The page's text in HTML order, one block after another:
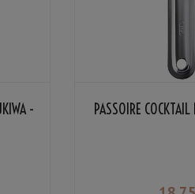
- PASSOIRE